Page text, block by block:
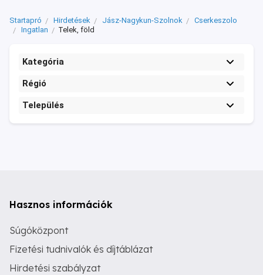
Startapró Hirdetések Jász-Nagykun-Szolnok
Cserkeszolo
Ingatlan
Telek, föld
Kategória
Régió
Település
Hasznos információk
Súgóközpont
Fizetési tudnivalók és díjtáblázat
Hirdetési szabályzat